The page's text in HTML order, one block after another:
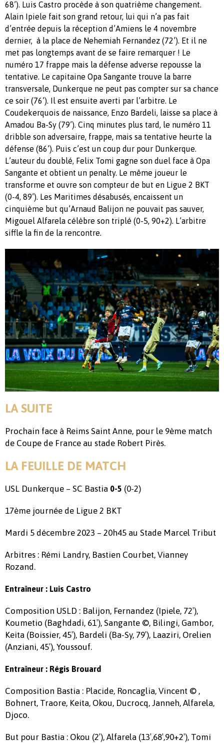
68’). Luis Castro procède à son quatrième changement.
Alain Ipiele fait son grand retour, lui qui n’a pas fait
d’entrée depuis la réception d’Amiens le 4 novembre
dernier, à la place de Nehemiah Fernandez (72’). Et il ne
met pas longtemps avant de se faire remarquer ! Le
numéro 17 frappe mais la défense adverse repousse la
tentative. Le capitaine Opa Sangante trouve la barre
transversale, Dunkerque ne peut pas compter sur sa chance
ce soir (76’). Il est ensuite averti par l’arbitre. Le
Coudekerquois de naissance, Enzo Bardeli, laisse sa place à
Amadou Ba-Sy (79’). Cinq minutes plus tard, le numéro 11
dribble son adversaire, frappe, mais sa tentative heurte la
défense (86’). Puis c’est un coup dur pour Dunkerque.
L’auteur du doublé, Felix Tomi gagne son duel face à Opa
Sangante et obtient un penalty. Le même joueur le
transforme et ouvre son compteur de but en Ligue 2 BKT
(0-4, 89’). Les Maritimes désabusés, encaissent un
cinquième but qu’Arnaud Balijon ne pouvait pas sauver,
Migouel Alfarela célèbre son triplé (0-5, 90+2). L’arbitre
siffle la fin de la rencontre.
LA SUITE
Prochain face à Reims Saint Anne, pour le 9ème match
de Coupe de France au stade Robert Pirès.
LA FEUILLE DE MATCH
USL Dunkerque – SC Bastia 0-5 (0-2)
17ème journée de Ligue 2 BKT
Mardi 5 décembre 2023 – 20h45 au Stade Marcel Tribut
Arbitres : Rémi Landry, Bastien Courbet, Vianney
Rozand.
Entraîneur : Luis Castro
Composition USLD : Balijon, Fernandez (Ipiele, 72′),
Koumetio (Baghdadi, 61′), Sangante ©, Bilingi, Gambor,
Keita (Boissier, 45′), Bardeli (Ba-Sy, 79′), Laaziri, Orelien
(Anziani, 45′), Youssouf.
Entraîneur : Régis Brouard
Composition Bastia : Placide, Roncaglia, Vincent © ,
Bohnert, Traore, Keita, Okou, Ducrocq, Janneh, Alfarela,
Djoco.
But pour Bastia : Okou (2′), Alfarela (13′,68′,90+2′), Tomi